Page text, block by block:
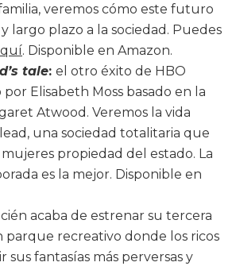
veremos cómo este futuro
largo plazo a la sociedad. Puedes
. Disponible en Amazon.
tale: el otro éxito de HBO
Elisabeth Moss basado en la
Atwood. Veremos la vida
una sociedad totalitaria que
mujeres propiedad del estado. La
es la mejor. Disponible en
acaba de estrenar su tercera
parque recreativo donde los ricos
sus fantasías más perversas y